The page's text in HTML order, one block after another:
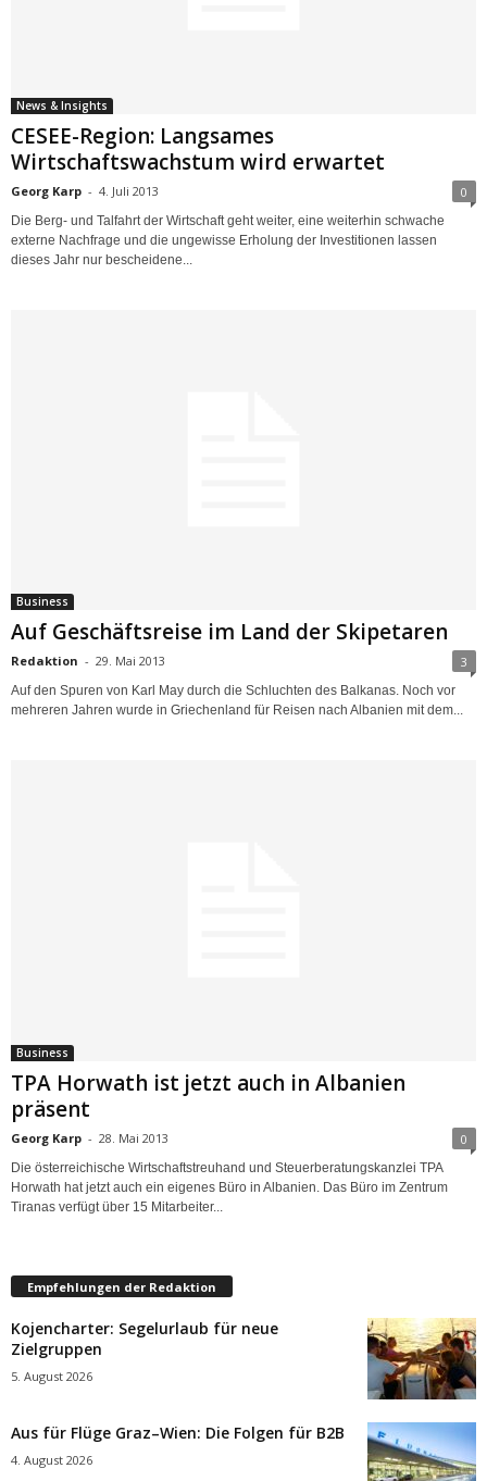
News & Insights
CESEE-Region: Langsames
Wirtschaftswachstum wird erwartet
Georg Karp - 4. Juli 2013 0
Die Berg- und Talfahrt der Wirtschaft geht weiter, eine weiterhin schwache
externe Nachfrage und die ungewisse Erholung der Investitionen lassen
dieses Jahr nur bescheidene...
Business
Auf Geschäftsreise im Land der Skipetaren
Redaktion - 29. Mai 2013 3
Auf den Spuren von Karl May durch die Schluchten des Balkanas. Noch vor
mehreren Jahren wurde in Griechenland für Reisen nach Albanien mit dem...
Business
TPA Horwath ist jetzt auch in Albanien
präsent
Georg Karp - 28. Mai 2013 0
Die österreichische Wirtschaftstreuhand und Steuerberatungskanzlei TPA
Horwath hat jetzt auch ein eigenes Büro in Albanien. Das Büro im Zentrum
Tiranas verfügt über 15 Mitarbeiter...
Empfehlungen der Redaktion
Kojencharter: Segelurlaub für neue
Zielgruppen
5. August 2026
Aus für Flüge Graz–Wien: Die Folgen für B2B
4. August 2026